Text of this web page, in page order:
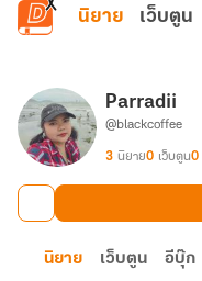
ข้ามไปยังเนื้อหาหลัก
นิยาย เว็บตูน
Parradii
@blackcoffee
3 นิยาย0 เว็บตูน0
นิยาย เว็บตูน อีบุ๊ก